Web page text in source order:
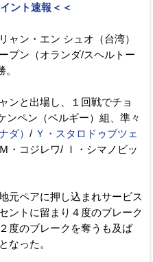
ント速報＜＜
ャン・エン シュオ（台湾）
プン（オランダ/スヘルトー
ンと出場し、１回戦でチョ
ンペン（ベルギー）組、準々
ダ） / Ｙ・スタロドゥブツェ
・コジレワ/ Ｉ・シマノビッ
元ペアに押し込まれサービス
ントに留まり４度のブレーク
度のブレークを奪うも及ば
なった。